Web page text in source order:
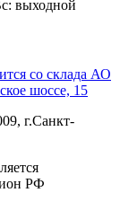
выходной
со склада АО
шоссе, 15
г.Санкт-
РФ